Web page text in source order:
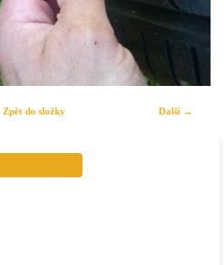
Další →
Zpět do složky